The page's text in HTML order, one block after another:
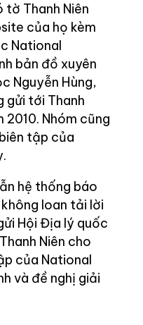
Thanh Niên
của họ kèm
National
bản đồ xuyên
Nguyễn Hùng,
gửi tới Thanh
2010. Nhóm cũng
tập của
hệ thống báo
loan tải lời
Hội Địa lý quốc
Niên cho
của National
và đề nghị giải